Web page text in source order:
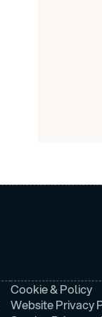
Cookie & Policy
Website Privacy